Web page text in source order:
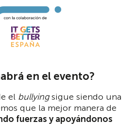
en el evento?
el bullyingsigue siendo una
que la mejor manera de
fuerzas y apoyándonos